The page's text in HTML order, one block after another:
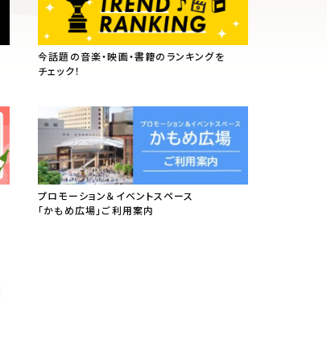
今話題の音楽・映画・書籍のランキングを
チェック！
プロモーション＆イベントスペース
「かもめ広場」ご利用案内